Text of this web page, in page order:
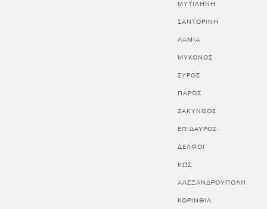
ΜΥΤΙΛΗΝΗ
ΣΑΝΤΟΡΙΝΗ
ΛΑΜΙΑ
ΜΥΚΟΝΟΣ
ΣΥΡΟΣ
ΠΑΡΟΣ
ΖΑΚΥΝΘΟΣ
ΕΠΙΔΑΥΡΟΣ
ΔΕΛΦΟΙ
ΚΩΣ
ΑΛΕΞΑΝΔΡΟΥΠΟΛΗ
ΚΟΡΙΝΘΊΑ